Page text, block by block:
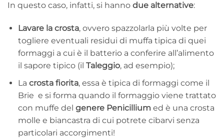
In questo caso, infatti, si hanno due alternative:
Lavare la crosta, ovvero spazzolarla più volte per
togliere eventuali residui di muffa tipica di quei
formaggi a cui è il batterio a conferire all’alimento
il sapore tipico (il Taleggio, ad esempio);
La crosta fiorita, essa è tipica di formaggi come il
Brie e si forma quando il formaggio viene trattato
con muffe del genere Penicillium ed è una crosta
molle e biancastra di cui potrete cibarvi senza
particolari accorgimenti!